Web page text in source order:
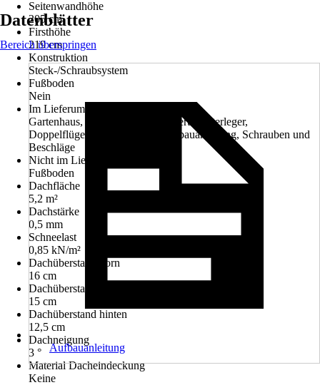
Seitenwandhöhe
205 cm
Firsthöhe
219 cm
Konstruktion
Steck-/Schraubsystem
Fußboden
Nein
Im Lieferumfang enthalten
Gartenhaus, kesseldruckimprägnierte Unterleger,
Doppelflügeltür, Blechpaket, Aufbauanleitung, Schrauben und
Beschläge
Nicht im Lieferumfang enthalten
Fußboden
Dachfläche
5,2 m²
Dachstärke
0,5 mm
Schneelast
0,85 kN/m²
Dachüberstand vorn
16 cm
Dachüberstand seitlich
15 cm
Dachüberstand hinten
12,5 cm
Dachneigung
3 °
Material Dacheindeckung
Keine
Datenblätter
Bereich überspringen
Aufbauanleitung